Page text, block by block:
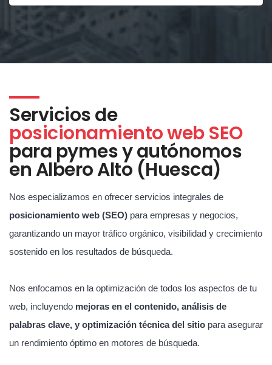
Servicios de
posicionamiento web SEO
para pymes y autónomos
en Albero Alto (Huesca)
Nos especializamos en ofrecer servicios integrales de
posicionamiento web (SEO) para empresas y negocios,
garantizando un mayor tráfico orgánico, visibilidad y crecimiento
sostenido en los resultados de búsqueda.
Nos enfocamos en la optimización de todos los aspectos de tu
web, incluyendo mejoras en el contenido, análisis de
palabras clave, y optimización técnica del sitio para asegurar
un rendimiento óptimo en motores de búsqueda.